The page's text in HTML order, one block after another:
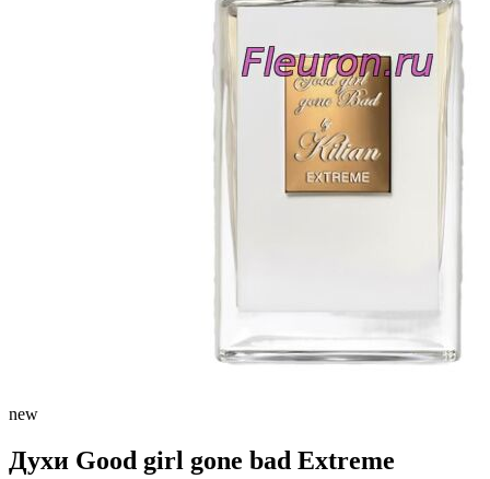
new
Духи Good girl gone bad Extreme